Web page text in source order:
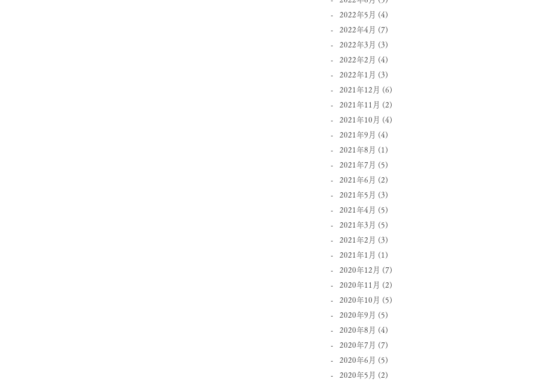
2022年5月 (4)
2022年4月 (7)
2022年3月 (3)
2022年2月 (4)
2022年1月 (3)
2021年12月 (6)
2021年11月 (2)
2021年10月 (4)
2021年9月 (4)
2021年8月 (1)
2021年7月 (5)
2021年6月 (2)
2021年5月 (3)
2021年4月 (5)
2021年3月 (5)
2021年2月 (3)
2021年1月 (1)
2020年12月 (7)
2020年11月 (2)
2020年10月 (5)
2020年9月 (5)
2020年8月 (4)
2020年7月 (7)
2020年6月 (5)
2020年5月 (2)